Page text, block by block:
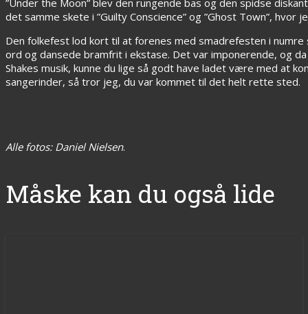
det samme skete i ”Guilty Conscience” og ”Ghost Town”,
Den folkefest lod kort til at forenes med smadrefesten i numre
ord og dansede bramfrit i ekstase. Det var imponerende, og
Shakes musik, kunne du lige så godt have ladet være med at
sangerinder, så tror jeg, du var kommet til det helt rette sted.
Alle fotos: Daniel Nielsen.
Måske kan du også lide